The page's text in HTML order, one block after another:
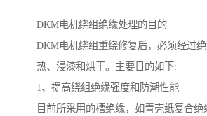
DKM电机绕组绝缘处理的目的
DKM电机绕组重绕修复后，必须经过
热、浸漆和烘干。主要日的如下:
1、提高绕组绝缘强度和防潮性能
目前所采用的槽绝缘，如青壳纸复合